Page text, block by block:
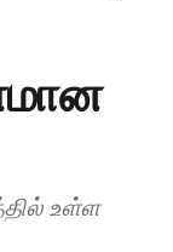
உள்ள